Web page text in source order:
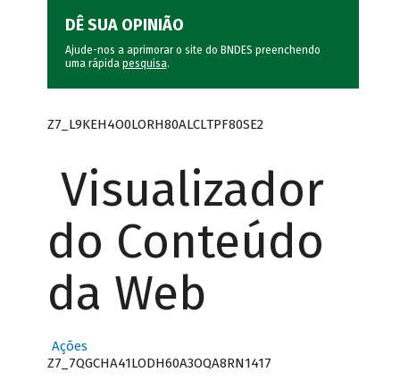
DÊ SUA OPINIÃO
Ajude-nos a aprimorar o site do BNDES preenchendo
uma rápida pesquisa.
Z7_L9KEH4O0LORH80ALCLTPF80SE2
Visualizador
do Conteúdo
da Web
Ações
Z7_7QGCHA41LODH60A3OQA8RN1417